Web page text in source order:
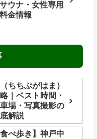
ウナ・女性専用
金情報
ちちぶがはま）
｜ベスト時間・
場・写真撮影の
解説
食べ歩き】神戸中